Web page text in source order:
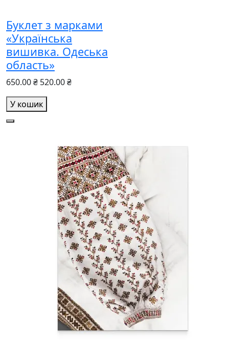
Буклет з марками
«Українська
вишивка. Одеська
область»
650.00 ₴ 520.00 ₴
У кошик